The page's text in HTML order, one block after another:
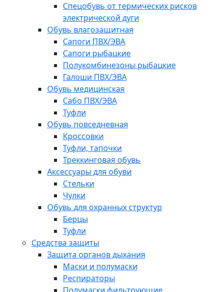
Спецобувь от термических рисков
электрической дуги
Обувь влагозащитная
Сапоги ПВХ/ЭВА
Сапоги рыбацкие
Полукомбинезоны рыбацкие
Галоши ПВХ/ЭВА
Обувь медицинская
Сабо ПВХ/ЭВА
Туфли
Обувь повседневная
Кроссовки
Туфли, тапочки
Треккинговая обувь
Аксессуары для обуви
Стельки
Чулки
Обувь для охранных структур
Берцы
Туфли
Средства защиты
Защита органов дыхания
Маски и полумаски
Респираторы